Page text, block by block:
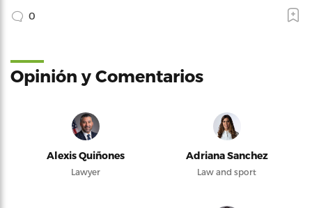
0
Opinión y Comentarios
Alexis Quiñones
Lawyer
Adriana Sanchez
Law and sport